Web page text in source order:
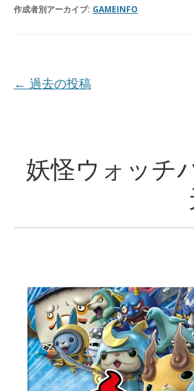
作成者別アーカイブ: GAMEINFO
投稿ナビゲーション
← 過去の投稿
妖怪ウォッチ